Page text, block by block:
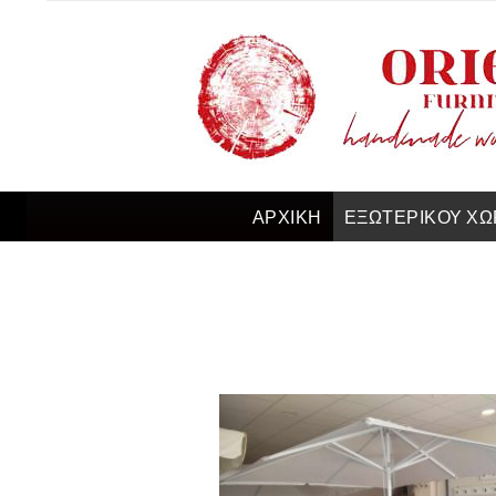
ΑΡΧΙΚΗ ΕΞΩΤΕΡΙΚΟΥ